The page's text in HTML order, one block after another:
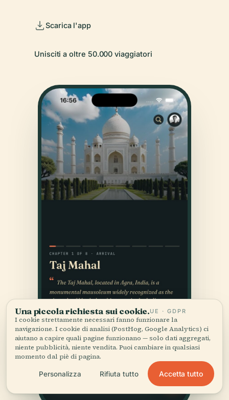
Scarica l'app
Unisciti a oltre 50.000 viaggiatori
Una piccola richiesta sui cookie.UE · GDPR
I cookie strettamente necessari fanno funzionare la
navigazione. I cookie di analisi (PostHog, Google Analytics) ci
aiutano a capire quali pagine funzionano — solo dati aggregati,
niente pubblicità, niente vendita. Puoi cambiare in qualsiasi
momento dal piè di pagina.
Personalizza Rifiuta tutto Accetta tutto